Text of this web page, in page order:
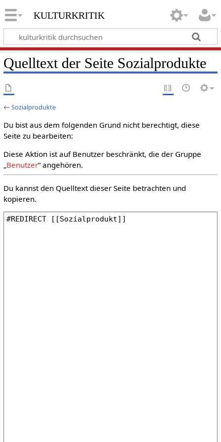
kulturkritik
Quelltext der Seite Sozialprodukte
←Sozialprodukte
Du bist aus dem folgenden Grund nicht berechtigt, diese
Seite zu bearbeiten:
Diese Aktion ist auf Benutzer beschränkt, die der Gruppe
„Benutzer“ angehören.
Du kannst den Quelltext dieser Seite betrachten und
kopieren.